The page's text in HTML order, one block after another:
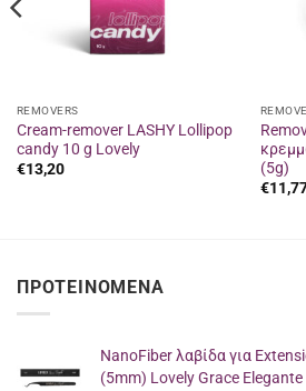
REMOVERS
Cream-remover LASHY Lollipop
candy 10 g Lovely
€13,20
(5g)
€
ΠΡΟΤΕΙΝΌΜΕΝΑ
NanoFiber λαβίδα για
(5mm) Lovely Grace